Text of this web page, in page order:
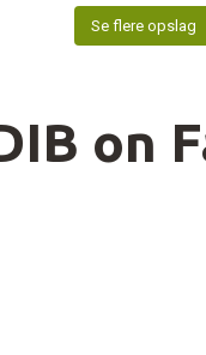
Se flere opslag
on